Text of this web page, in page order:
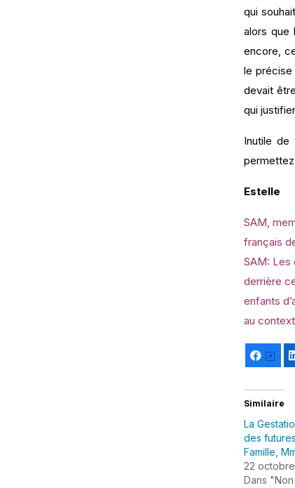
qui
alors que
encore,
le précise
devait
qui
Inutile de
Estelle
SAM,
français
SAM: Les
derrière
enfants
au
Similaire
La
des
Famille,
22 octobre
Dans